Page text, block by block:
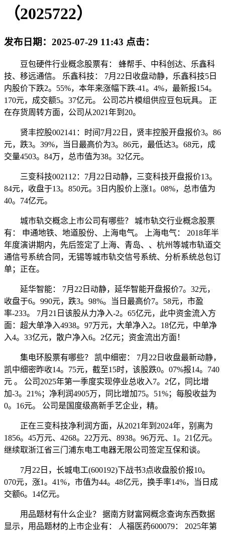
（2025722）
发布日期： 2025-07-29 11:43 点击：
豆包硬件行业概念股票有： 蜂帮手、中科创达、乐鑫科
技、移远通信。 乐鑫科技： 7月22日收盘动静，乐鑫科技5日
内股价下跌2。55%，本年来涨幅下跌-41。4%，最新报154。
170元，成交额5。37亿元。 公司芯片模组供应豆包玩具。 正
在存货周转方面，公司从2021年到20。
贤丰控股002141：时间7月22日，贤丰控股开盘报价3。86
元，跌3。39%，当日最高价为3。86元，最低达3。68元，成
交量4503。84万，总市值为38。32亿元。
三变科技002112：7月22日动静，三变科技开盘报价13。
84元，收盘于13。850元。3日内股价上涨1。08%，总市值为
40。74亿元。
城市轨交概念上市公司有哪些？ 城市轨交行业概念股票
有： 申通地铁、地道股份、上海电气。 上海电气： 2018年半
年度演讲期内，先后签定了上海、青岛、、杭州等城市轨道交
通信号系统合同，无锡等城市轨交信号系统、分析系统总包订
单；正在。
延华智能： 7月22日动静，延华智能开盘报价7。32元，
收盘于6。990元，跌3。98%。当日最高价7。58元，市盈
率-233。 7月21日该股从力净入-2。65亿元，此中资金流入方
面：超大单净入4938。97万元，大单净入2。18亿元，中单净
入4。33亿元，散户净入6。2亿元；资金流出方面！
集电环股票有哪些？ 凯中细密： 7月22日收盘最新动静，
凯中细密昨收14。75元，截至15时，该股跌0。07%报14。740
元 。 公司2025年第一季度实现停业总收入7。2亿，同比增
加-3。21%；净利润4905万，同比增加75。51%；每股收益为
0。16元。 公司是国度级高新手艺企业，精。
正在三变科技净利润方面，从2021年到2024年，别离为
1856。45万元、4268。22万元、8938。96万元、1。21亿元。
继续取浙江省三门浦东电工电器无限公司签定互保和谈。
7月22日，长城电工(600192)下战书3点收盘股价报10。
070元，涨1。41%，市值为44。48亿元，换手率14%，当日成
交额6。14亿元。
用品题材有什么企业？ 据南方财富网概念查询东西数据
显示，用品题材的上市企业有： 人福医药600079： 2025年第